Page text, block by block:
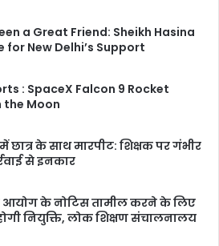
a Great Friend: Sheikh Hasina
New Delhi’s Support
: SpaceX Falcon 9 Rocket
the Moon
के साथ मारपीट: शिक्षक पर गंभीर
से इनकार
आयोग के नोटिस तामील करने के लिए
नियुक्ति, लोक शिक्षण संचालनालय